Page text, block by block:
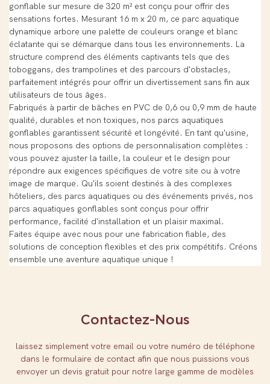
gonflable sur mesure de 320 m² est conçu pour offrir des
sensations fortes. Mesurant 16 m x 20 m, ce parc aquatique
dynamique arbore une palette de couleurs orange et blanc
éclatante qui se démarque dans tous les environnements. La
structure comprend des éléments captivants tels que des
toboggans, des trampolines et des parcours d'obstacles,
parfaitement intégrés pour offrir un divertissement sans fin aux
utilisateurs de tous âges.
Fabriqués à partir de bâches en PVC de 0,6 ou 0,9 mm de haute
qualité, durables et non toxiques, nos parcs aquatiques
gonflables garantissent sécurité et longévité. En tant qu'usine,
nous proposons des options de personnalisation complètes :
vous pouvez ajuster la taille, la couleur et le design pour
répondre aux exigences spécifiques de votre site ou à votre
image de marque. Qu'ils soient destinés à des complexes
hôteliers, des parcs aquatiques ou des événements privés, nos
parcs aquatiques gonflables sont conçus pour offrir
performance, facilité d'installation et un plaisir maximal.
Faites équipe avec nous pour une fabrication fiable, des
solutions de conception flexibles et des prix compétitifs. Créons
ensemble une aventure aquatique unique !
Contactez-Nous
laissez simplement votre email ou votre numéro de téléphone
dans le formulaire de contact afin que nous puissions vous
envoyer un devis gratuit pour notre large gamme de modèles